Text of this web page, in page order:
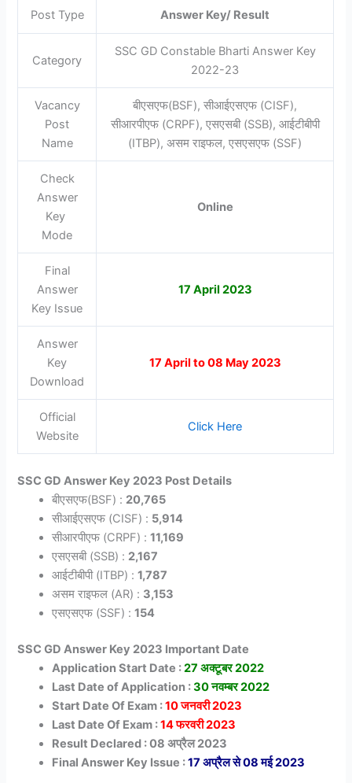
Post Type Answer Key/ Result
Category
SSC GD Constable Bharti Answer Key
2022-23
Vacancy
Post
Name
बीएसएफ(BSF), सीआईएसएफ (CISF),
सीआरपीएफ (CRPF), एसएसबी (SSB), आईटीबीपी
(ITBP), असम राइफल, एसएसएफ (SSF)
Check
Answer
Key
Mode
Online
Final
Answer
Key Issue
17 April 2023
Answer
Key
Download
17 April to 08 May 2023
Official
Website
Click Here
SSC GD Answer Key 2023 Post Details
बीएसएफ(BSF) : 20,765
सीआईएसएफ (CISF) : 5,914
सीआरपीएफ (CRPF) :11,169
एसएसबी (SSB) : 2,167
आईटीबीपी (ITBP) :1,787
असम राइफल (AR) : 3,153
एसएसएफ (SSF) :154
SSC GD Answer Key 2023 Important Date
Application Start Date :27 अक्टूबर 2022
Last Date of Application :30 नवम्बर 2022
Start Date Of Exam :10 जनवरी 2023
Last Date Of Exam :14 फरवरी 2023
Result Declared : 08 अप्रैल 2023
Final Answer Key Issue :17 अप्रैल से 08 मई 2023